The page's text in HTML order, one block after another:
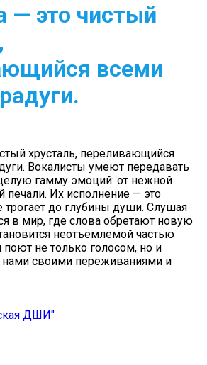
— это чистый
всеми
хрусталь, переливающийся
Вокалисты умеют передавать
гамму эмоций: от нежной
печали. Их исполнение — это
трогает до глубины души. Слушая
в мир, где слова обретают новую
неотъемлемой частью
не только голосом, но и
нами своими переживаниями и
ДШИ"